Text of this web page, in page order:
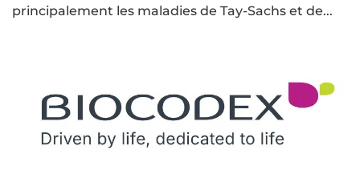
principalement les maladies de Tay-Sachs et de...